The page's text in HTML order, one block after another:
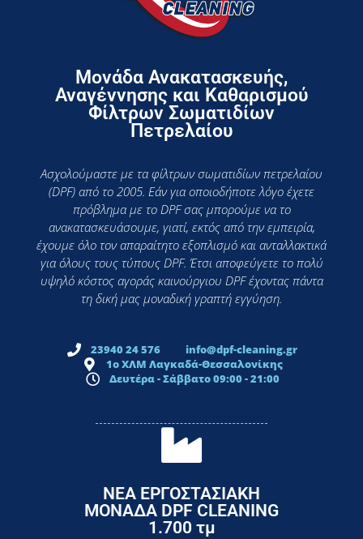
Μονάδα Ανακατασκευής,
Αναγέννησης και Καθαρισμού
Φίλτρων Σωματιδίων
Πετρελαίου
Ασχολούμαστε με τα φίλτρων σωματιδίων πετρελαίου
(DPF) από το 2005. Εάν για οποιοδήποτε λόγο έχετε
πρόβλημα με το DPF σας μπορούμε να το
ανακατασκευάσουμε, γιατί, εκτός από την εμπειρία,
έχουμε όλο τον απαραίτητο εξοπλισμό και ανταλλακτικά
για όλους τους τύπους DPF. Έτσι αποφεύγετε το πολύ
υψηλό κόστος αγοράς καινούργιου DPF έχοντας πάντα
τη δική μας μοναδική γραπτή εγγύηση.
23940 24 576
info@dpf-cleaning.gr
1ο ΧΛΜ Λαγκαδά-Θεσσαλονίκης
Δευτέρα - Σάββατο 09:00 - 21:00
ΝΕΑ ΕΡΓΟΣΤΑΣΙΑΚΗ
ΜΟΝΑΔΑ DPF CLEANING
1.700 τμ